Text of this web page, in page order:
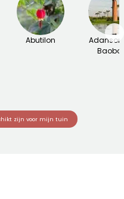
Abutilon
→
zijn voor mijn tuin